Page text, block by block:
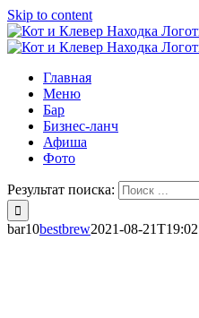
Skip to content
Главная
Меню
Бар
Бизнес-ланч
Афиша
Фото
Результат поиска:
bar10bestbrew2021-08-